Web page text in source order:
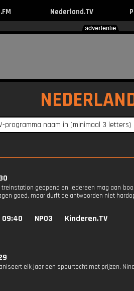
Nederland.TV
treinstation geopend en iedereen mag aan
goed, maar durft de antwoorden niet
NPO3 Kinderen.TV
elk jaar een speurtocht met prijzen.